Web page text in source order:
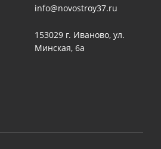
info@novostroy37.ru
153029 г. Иваново, ул.
Минская, 6а